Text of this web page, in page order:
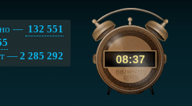
08:37
— 132 551
—2 285 292